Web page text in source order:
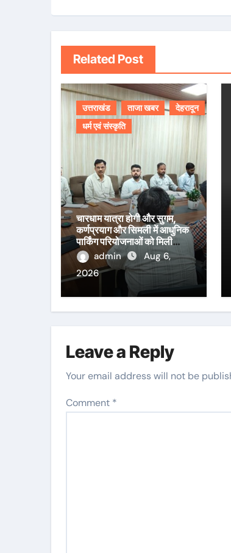
Related Post
उत्तराखंड ताजा खबर
देहरादून
धर्म एवं संस्कृति
चारधाम यात्रा होगी और सुगम,
कर्णप्रयाग और सिमली में आधुनिक
पार्किंग परियोजनाओं को मिली
रफ्तारadmin
Aug 6,
2026
Leave a Reply
Your email address will not be
Comment *